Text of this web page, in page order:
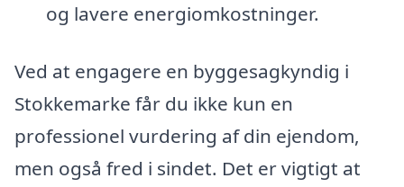
og lavere energiomkostninger.
Ved at engagere en byggesagkyndig i
Stokkemarke får du ikke kun en
professionel vurdering af din ejendom,
men også fred i sindet. Det er vigtigt at